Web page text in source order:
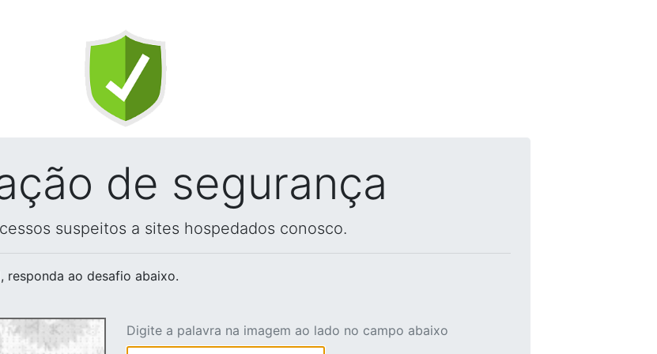
de segurança
suspeitos a sites hospedados conosco.
, responda ao desafio abaixo.
Digite a palavra na imagem ao lado no campo abaixo